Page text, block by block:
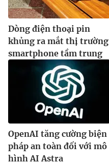
Dòng điện thoại pin
khủng ra mắt thị trường
smartphone tầm trung
OpenAI tăng cường biện
pháp an toàn đối với mô
hình AI Astra